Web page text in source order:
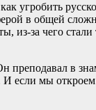
угробить
в общей
из-за чего
преподавал в
если мы